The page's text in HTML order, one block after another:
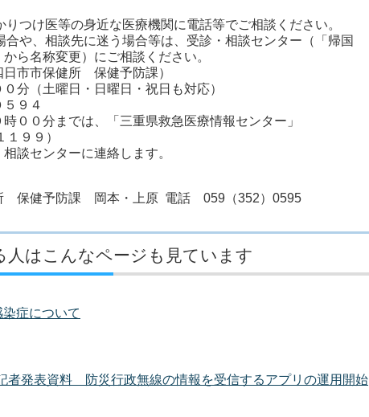
つけ医等の身近な医療機関に電話等でご相談ください。
や、相談先に迷う場合等は、受診・相談センター（「帰国
名称変更）にご相談ください。
市市保健所 保健予防課）
土曜日・日曜日・祝日も対応）
９４
０分までは、「三重県救急医療情報センター」
９９）
センターに連絡します。
保健予防課 岡本・上原 電話 059（352）0595
人はこんなページも見ています
症について
発表資料 防災行政無線の情報を受信するアプリの運用開始